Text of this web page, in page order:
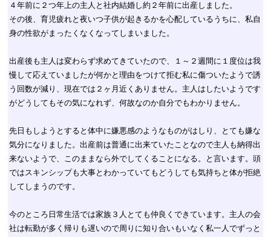
４年前に２つ年上の主人と社内結婚し約２年前に出産しました。
その後、育児疲れと夜いつ子供が起きるかを心配しているうちに、私自
身の性欲がまったくなくなってしまいました。
出産後も主人は変わらず求めてきていたので、１～２週間に１度位は我
慢して応えていましたが何かと理由をつけて拒む私に傷ついたようで誘
う回数が減り、現在では２ヶ月近くありません。主人はしたいようです
がどうしてもその気になれず、何故なのか自分でもわかりません。
先日もしようとすると体中に嫌悪感のようなものがはしり、とても嫌な
気分になりました。出産前は普通に出来ていたことなので主人も納得出
来ないようで、このままなら外でしてくることになる。と言います。頭
ではスキンシップも大事とわかっていてもどうしても気持ちと体が拒絶
してしまうのです。
今のところ日常生活では家族３人とても仲良くできています。主人の会
社は転勤が多く帰りも遅いので周りに知り合いもいなく私一人でずっと